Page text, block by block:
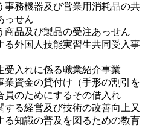
事務機器及び営業用消耗品の共
っせん
商品及び製品の受注あっせん
る外国人技能実習生共同受入事
受入れに係る職業紹介事業
業資金の貸付け（手形の割引を
員のためにするその借入れ
する経営及び技術の改善向上又
る知識の普及を図るための教育